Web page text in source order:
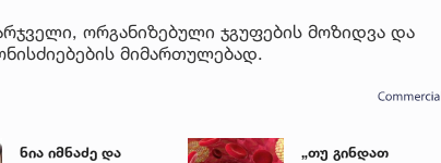
ორგანიზებული ჯგუფების მოზიდვა და
მიმართულებად.
ნია იმნაძე და
„თუ გინდათ